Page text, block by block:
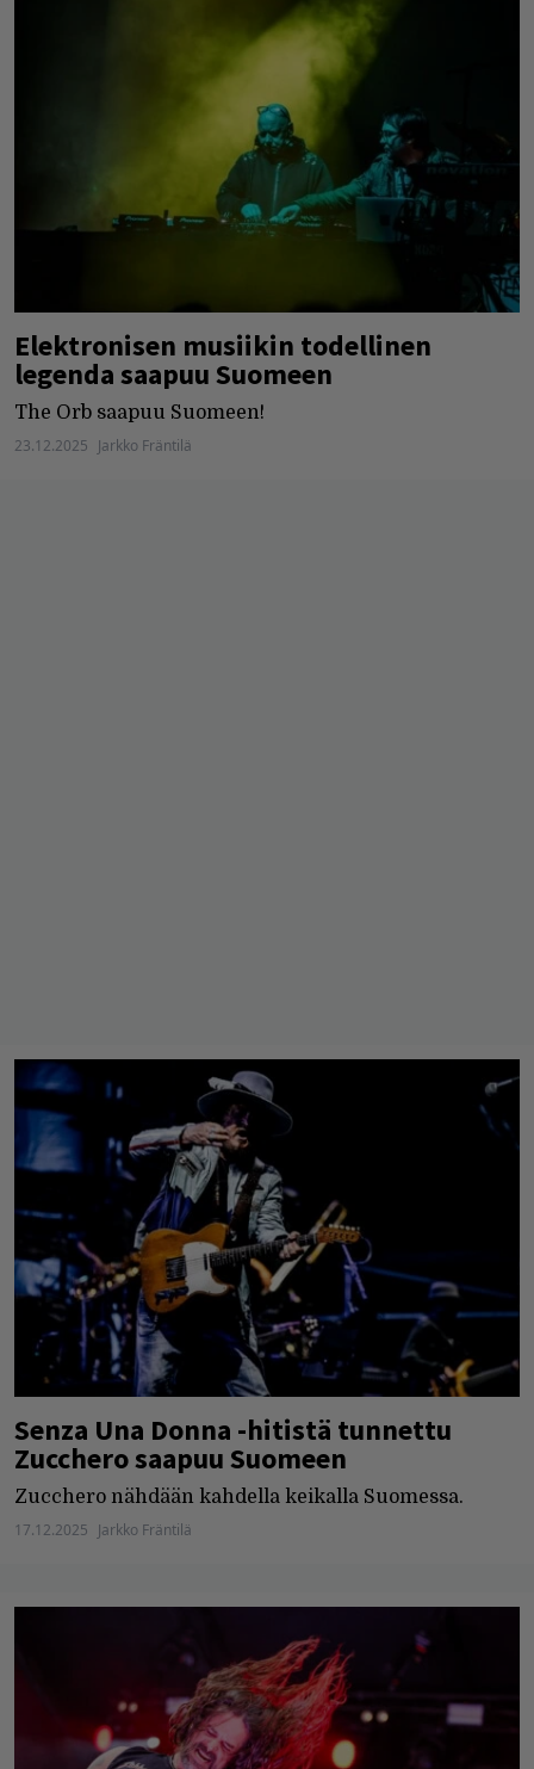
Elektronisen musiikin todellinen
legenda saapuu Suomeen
The Orb saapuu Suomeen!
23.12.2025 Jarkko Fräntilä
Senza Una Donna -hitistä tunnettu
Zucchero saapuu Suomeen
Zucchero nähdään kahdella keikalla Suomessa.
17.12.2025 Jarkko Fräntilä